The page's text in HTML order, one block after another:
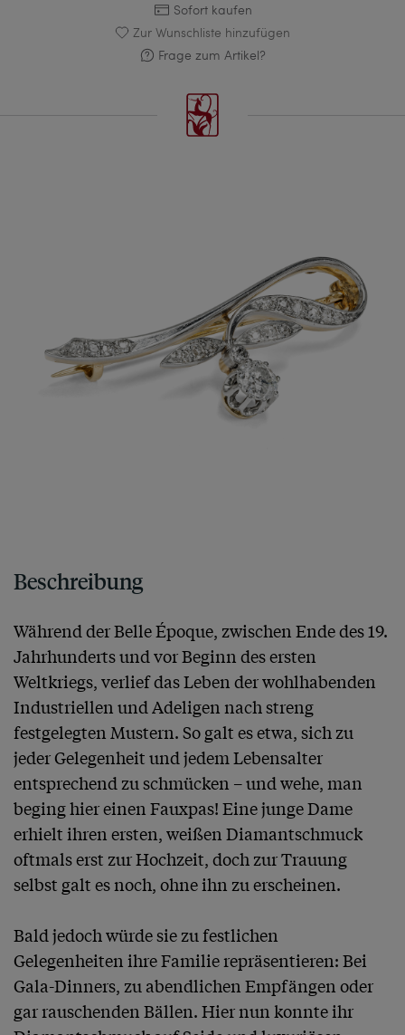
Sofort kaufen
Zur Wunschliste hinzufügen
Frage zum Artikel?
Beschreibung
Während der Belle Époque, zwischen Ende des 19.
Jahrhunderts und vor Beginn des ersten
Weltkriegs, verlief das Leben der wohlhabenden
Industriellen und Adeligen nach streng
festgelegten Mustern. So galt es etwa, sich zu
jeder Gelegenheit und jedem Lebensalter
entsprechend zu schmücken – und wehe, man
beging hier einen Fauxpas! Eine junge Dame
erhielt ihren ersten, weißen Diamantschmuck
oftmals erst zur Hochzeit, doch zur Trauung
selbst galt es noch, ohne ihn zu erscheinen.
Bald jedoch würde sie zu festlichen
Gelegenheiten ihre Familie repräsentieren: Bei
Gala-Dinners, zu abendlichen Empfängen oder
gar rauschenden Bällen. Hier nun konnte ihr